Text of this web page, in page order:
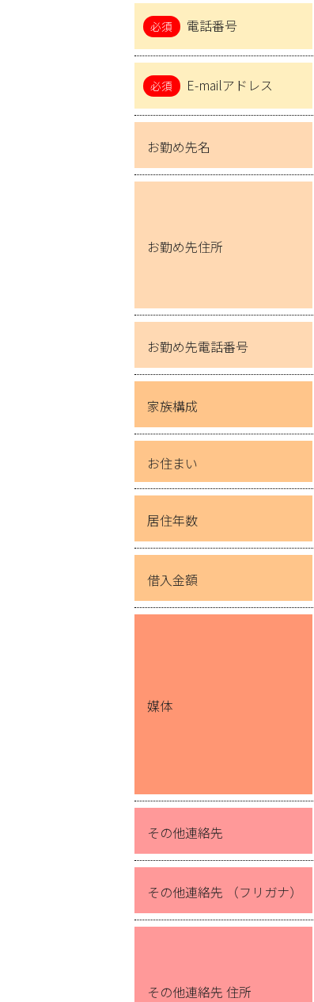
電話番号
E-mailアドレス
お勤め先名
お勤め先住所
お勤め先電話番号
家族構成
お住まい
居住年数
借入金額
媒体
その他連絡先
その他連絡先 （フリガナ）
その他連絡先 住所